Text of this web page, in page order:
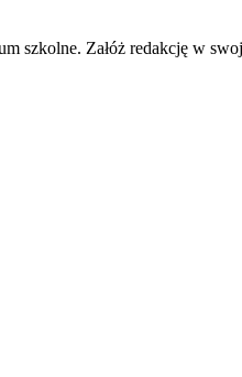
szkolne. Załóż redakcję w